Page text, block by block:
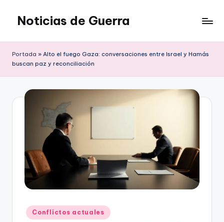
Saltar
contenido
Noticias de Guerra
Portada » Alto el fuego Gaza: conversaciones entre Israel y Hamás
buscan paz y reconciliación
Publicado
en
Conflictos actuales